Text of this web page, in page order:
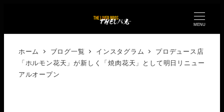
MENU
ホーム ブログ一覧 インスタグラム
プロデュース店
「ホルモン花天」が新しく「焼肉花天」として明日リニュー
アルオープン️